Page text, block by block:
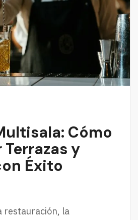
Cómo
y
Éxito
restauración, la